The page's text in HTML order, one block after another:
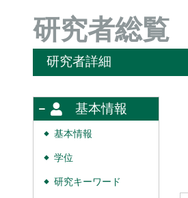
研究者総覧
研究者詳細
基本情報
◆ 基本情報
◆ 学位
◆ 研究キーワード